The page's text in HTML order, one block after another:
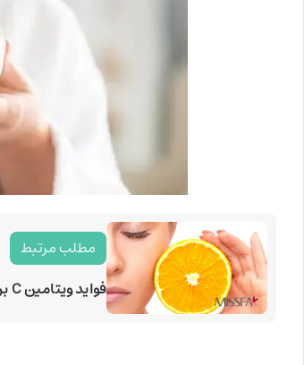
مطلب مرتبط
فواید ویتامین C برای پوست + معرفی محصولات